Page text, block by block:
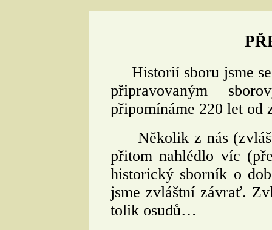
Historií sboru jsme se
připravovaným
připomínáme 220 let od
Několik z nás
přitom nahlédlo víc
historický sborník o
jsme zvláštní závrať.
tolik osudů…